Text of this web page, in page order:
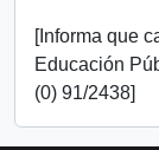
[Informa que
Educación
(0) 91/2438]